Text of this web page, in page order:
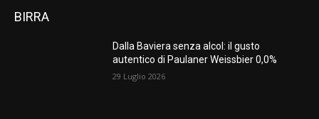
BIRRA
Dalla Baviera senza alcol: il gusto
autentico di Paulaner Weissbier 0,0%
29 Luglio 2026